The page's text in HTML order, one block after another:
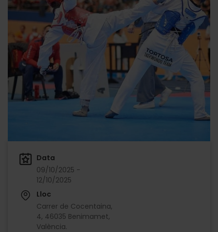
Data
09/10/2025 -
12/10/2025
Lloc
Carrer de Cocentaina,
4, 46035 Benimamet,
València.